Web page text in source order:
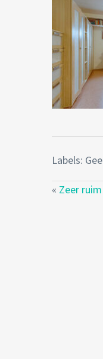
Labels:
« Zeer